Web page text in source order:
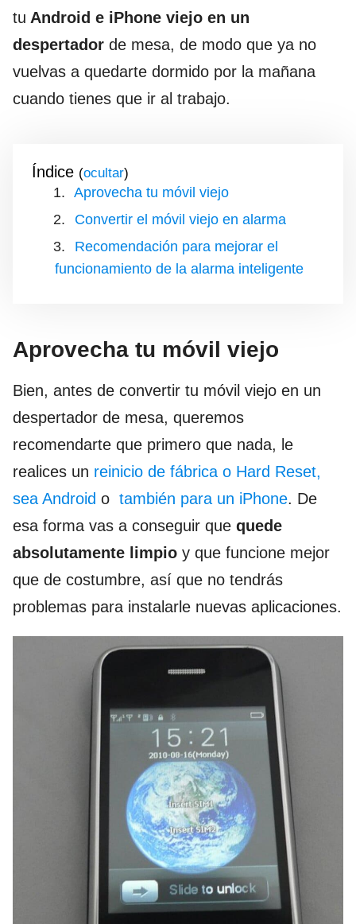
tu Android e iPhone viejo en un
despertador de mesa, de modo que ya no
vuelvas a quedarte dormido por la mañana
cuando tienes que ir al trabajo.
Índice ( )
Aprovecha tu móvil viejo
Convertir el móvil viejo en alarma
Recomendación para mejorar el
funcionamiento de la alarma inteligente
Aprovecha tu móvil viejo
Bien, antes de convertir tu móvil viejo en un
despertador de mesa, queremos
recomendarte que primero que nada, le
realices un reinicio de fábrica o Hard Reset,
sea Android o también para un iPhone. De
esa forma vas a conseguir que quede
absolutamente limpio y que funcione mejor
que de costumbre, así que no tendrás
problemas para instalarle nuevas aplicaciones.